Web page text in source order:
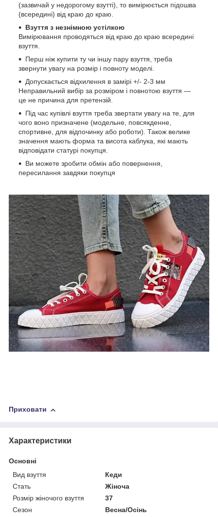
(зазвичай у недорогому взутті), то вимірюється підошва
(всередині) від краю до краю.
Взуття з незнімною устілкою
Вимірювання проводяться від краю до краю всередині
взуття.
Перш ніж купити ту чи іншу пару взуття, треба
звернути увагу на розмір і повноту моделі.
Допускається відхилення в замірі +/- 2-3 мм
Неправильний вибір за розміром і повнотою взуття —
це не причина для претензій.
Під час купівлі взуття треба звертати увагу на те, для
чого воно призначене (модельне, повсякденне,
спортивне, для відпочинку або роботи). Також велике
значення мають форма та висота каблука, які мають
відповідати статурі покупця.
Ви можете зробити обмін або повернення,
пересилання завдяки покупця
Приховати
Характеристики
Основні
Вид взуття
Кеди
Стать
Жіноча
Розмір жіночого взуття
37
Сезон
Весна/Осінь